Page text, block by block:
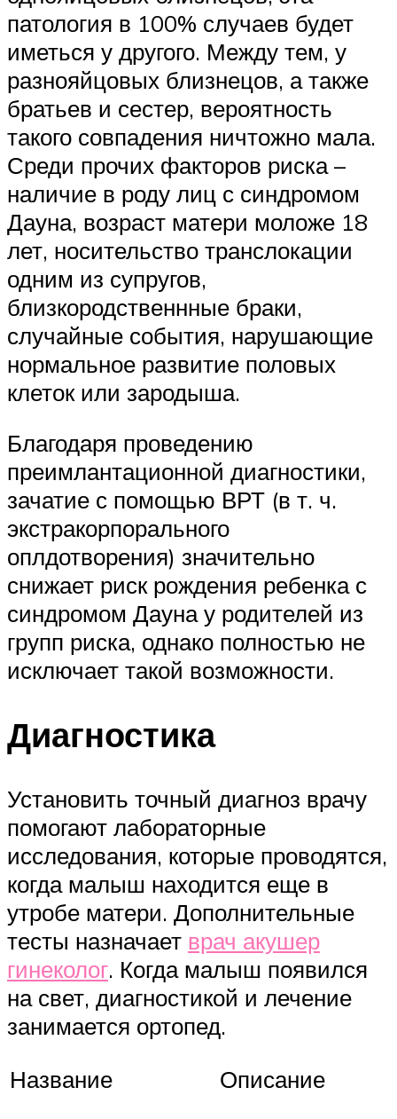
патология в 100% случаев будет
иметься у другого. Между тем, у
разнояйцовых близнецов, а также
братьев и сестер, вероятность
такого совпадения ничтожно мала.
Среди прочих факторов риска –
наличие в роду лиц с синдромом
Дауна, возраст матери моложе 18
лет, носительство транслокации
одним из супругов,
близкородственнные браки,
случайные события, нарушающие
нормальное развитие половых
клеток или зародыша.
Благодаря проведению
преимлантационной диагностики,
зачатие с помощью ВРТ (в т. ч.
экстракорпорального
оплдотворения) значительно
снижает риск рождения ребенка с
синдромом Дауна у родителей из
групп риска, однако полностью не
исключает такой возможности.
Диагностика
Установить точный диагноз врачу
помогают лабораторные
исследования, которые проводятся,
когда малыш находится еще в
утробе матери. Дополнительные
тесты назначает врач акушер
гинеколог. Когда малыш появился
на свет, диагностикой и лечение
занимается ортопед.
Название
Описание